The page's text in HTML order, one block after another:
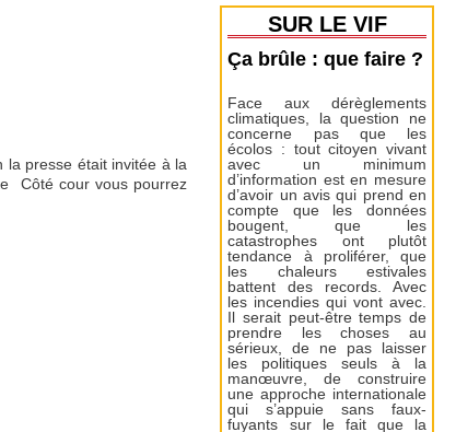
la presse était invitée à la
Côté cour vous pourrez
SUR LE VIF
Ça brûle : que faire ?
Face aux dérèglements
climatiques, la question ne
concerne pas que les
écolos : tout citoyen vivant
avec un minimum
d’information est en mesure
d’avoir un avis qui prend en
compte que les données
bougent, que les
catastrophes ont plutôt
tendance à proliférer, que
les chaleurs estivales
battent des records. Avec
les incendies qui vont avec.
Il serait peut-être temps de
prendre les choses au
sérieux, de ne pas laisser
les politiques seuls à la
manœuvre, de construire
une approche internationale
qui s’appuie sans faux-
fuyants sur le fait que la